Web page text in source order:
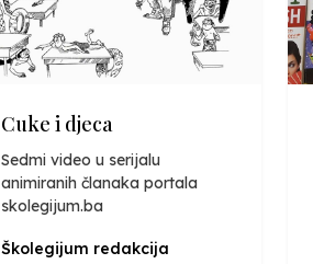
Cuke i djeca
Sedmi video u serijalu
animiranih članaka portala
skolegijum.ba
Školegijum redakcija